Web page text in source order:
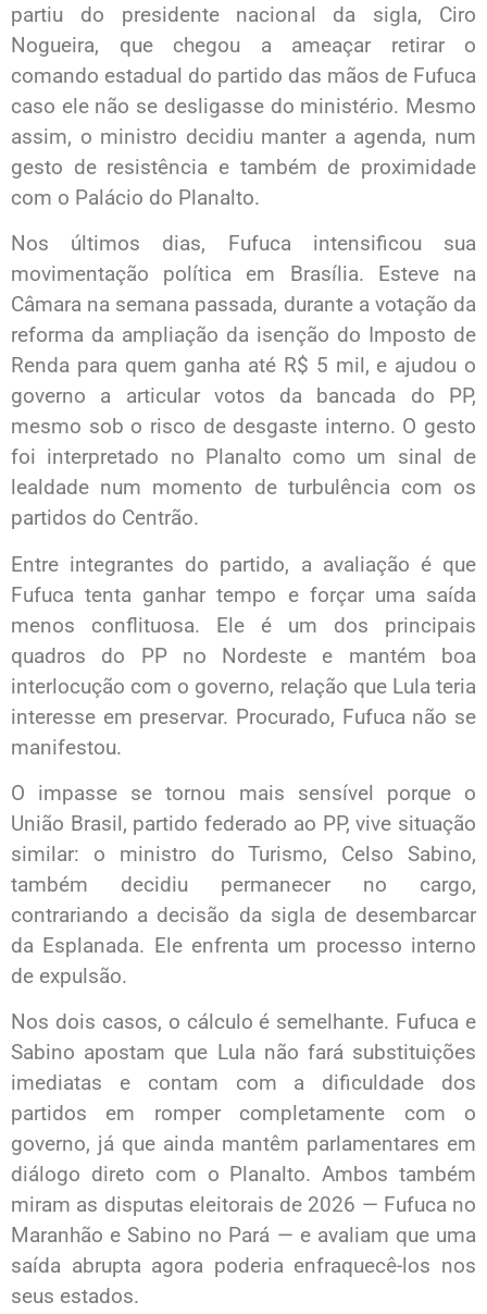
partiu do presidente nacional da sigla, Ciro
Nogueira, que chegou a ameaçar retirar o
comando estadual do partido das mãos de Fufuca
caso ele não se desligasse do ministério. Mesmo
assim, o ministro decidiu manter a agenda, num
gesto de resistência e também de proximidade
com o Palácio do Planalto.
Nos últimos dias, Fufuca intensificou sua
movimentação política em Brasília. Esteve na
Câmara na semana passada, durante a votação da
reforma da ampliação da isenção do Imposto de
Renda para quem ganha até R$ 5 mil, e ajudou o
governo a articular votos da bancada do PP,
mesmo sob o risco de desgaste interno. O gesto
foi interpretado no Planalto como um sinal de
lealdade num momento de turbulência com os
partidos do Centrão.
Entre integrantes do partido, a avaliação é que
Fufuca tenta ganhar tempo e forçar uma saída
menos conflituosa. Ele é um dos principais
quadros do PP no Nordeste e mantém boa
interlocução com o governo, relação que Lula teria
interesse em preservar. Procurado, Fufuca não se
manifestou.
O impasse se tornou mais sensível porque o
União Brasil, partido federado ao PP, vive situação
similar: o ministro do Turismo, Celso Sabino,
também decidiu permanecer no cargo,
contrariando a decisão da sigla de desembarcar
da Esplanada. Ele enfrenta um processo interno
de expulsão.
Nos dois casos, o cálculo é semelhante. Fufuca e
Sabino apostam que Lula não fará substituições
imediatas e contam com a dificuldade dos
partidos em romper completamente com o
governo, já que ainda mantêm parlamentares em
diálogo direto com o Planalto. Ambos também
miram as disputas eleitorais de 2026 — Fufuca no
Maranhão e Sabino no Pará — e avaliam que uma
saída abrupta agora poderia enfraquecê-los nos
seus estados.